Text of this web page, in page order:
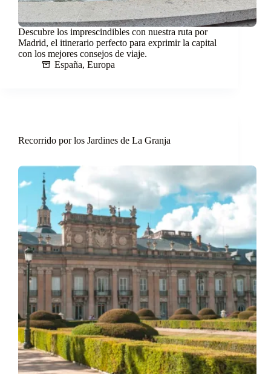
Descubre los imprescindibles con nuestra ruta por
Madrid, el itinerario perfecto para exprimir la capital
con los mejores consejos de viaje.
España, Europa
Recorrido por los Jardines de La Granja